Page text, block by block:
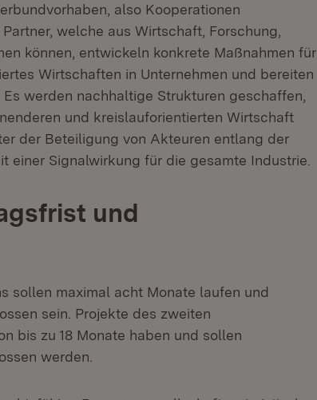
also Kooperationen
welche aus Wirtschaft, Forschung,
können, entwickeln konkrete Maßnahmen für
Wirtschaften in Unternehmen und bereiten
werden nachhaltige Strukturen geschaffen,
und kreislauforientierten Wirtschaft
der Beteiligung von Akteuren entlang der
einer Signalwirkung für die gesamte Industrie.
und
sollen maximal acht Monate laufen und
sein. Projekte des zweiten
bis zu 18 Monate haben und sollen
werden.